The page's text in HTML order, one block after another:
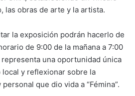
las obras de arte y la artista.
la exposición podrán hacerlo de
de 9:00 de la mañana a 7:00
una oportunidad única
y reflexionar sobre la
que dio vida a “Fémina”.